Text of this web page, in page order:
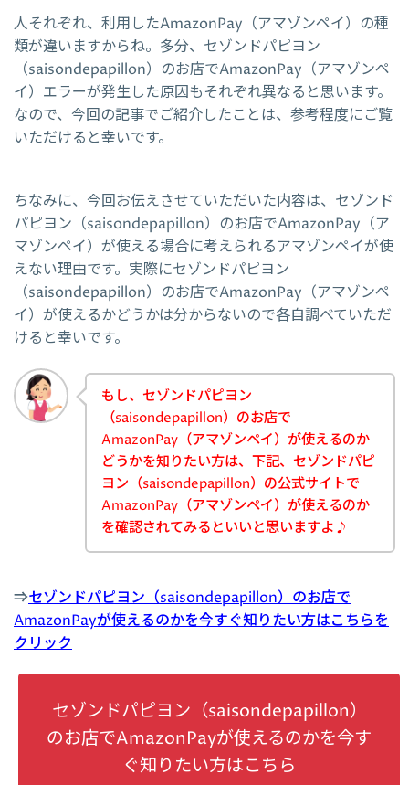
人それぞれ、利用したAmazonPay（アマゾンペイ）の種
類が違いますからね。多分、セゾンドパピヨン
（saisondepapillon）のお店でAmazonPay（アマゾンペ
イ）エラーが発生した原因もそれぞれ異なると思います。
なので、今回の記事でご紹介したことは、参考程度にご覧
いただけると幸いです。
ちなみに、今回お伝えさせていただいた内容は、セゾンド
パピヨン（saisondepapillon）のお店でAmazonPay（ア
マゾンペイ）が使える場合に考えられるアマゾンペイが使
えない理由です。実際にセゾンドパピヨン
（saisondepapillon）のお店でAmazonPay（アマゾンペ
イ）が使えるかどうかは分からないので各自調べていただ
けると幸いです。
もし、セゾンドパピヨン
（saisondepapillon）のお店で
AmazonPay（アマゾンペイ）が使えるのか
どうかを知りたい方は、下記、セゾンドパピ
ヨン（saisondepapillon）の公式サイトで
AmazonPay（アマゾンペイ）が使えるのか
を確認されてみるといいと思いますよ♪
⇒セゾンドパピヨン（saisondepapillon）のお店で
AmazonPayが使えるのかを今すぐ知りたい方はこちらを
クリック
セゾンドパピヨン（saisondepapillon）
のお店でAmazonPayが使えるのかを今す
ぐ知りたい方はこちら